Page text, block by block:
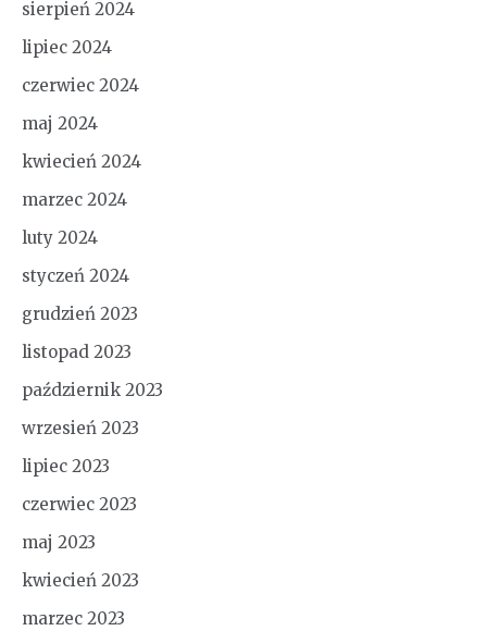
sierpień 2024
lipiec 2024
czerwiec 2024
maj 2024
kwiecień 2024
marzec 2024
luty 2024
styczeń 2024
grudzień 2023
listopad 2023
październik 2023
wrzesień 2023
lipiec 2023
czerwiec 2023
maj 2023
kwiecień 2023
marzec 2023